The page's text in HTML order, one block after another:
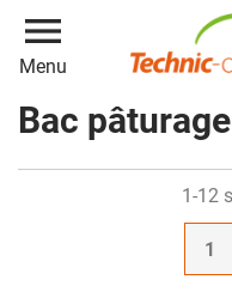
menu
Menu
Bac
1-12
1